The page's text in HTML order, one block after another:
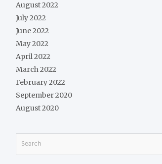
August 2022
July 2022
June 2022
May 2022
April 2022
March 2022
February 2022
September 2020
August 2020